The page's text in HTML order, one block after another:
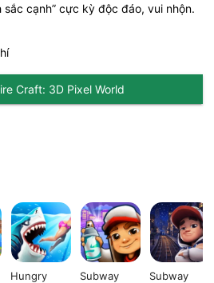
sắc cạnh” cực kỳ độc đáo, vui nhộn.
Craft: 3D Pixel World
Hungry
Subway
Subway